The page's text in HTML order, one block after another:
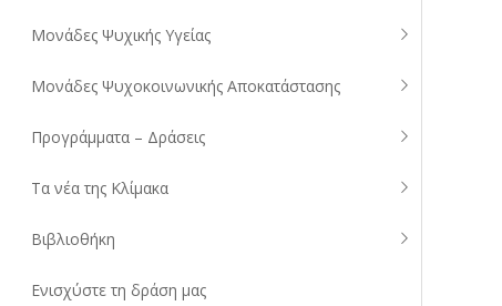
Μονάδες Ψυχικής Υγείας
Μονάδες Ψυχοκοινωνικής Αποκατάστασης
Προγράμματα – Δράσεις
Τα νέα της Κλίμακα
Βιβλιοθήκη
Ενισχύστε τη δράση μας